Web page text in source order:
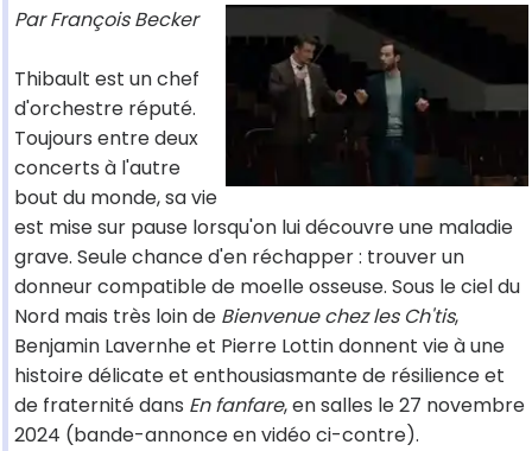
Par François Becker
Thibault est un chef
d'orchestre réputé.
Toujours entre deux
concerts à l'autre
bout du monde, sa vie
est mise sur pause lorsqu'on lui découvre une maladie
grave. Seule chance d'en réchapper : trouver un
donneur compatible de moelle osseuse. Sous le ciel du
Nord mais très loin de Bienvenue chez les Ch'tis,
Benjamin Lavernhe et Pierre Lottin donnent vie à une
histoire délicate et enthousiasmante de résilience et
de fraternité dans En fanfare, en salles le 27 novembre
2024 (bande-annonce en vidéo ci-contre).